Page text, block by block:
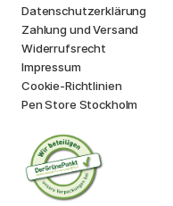
Datenschutzerklärung
Zahlung und Versand
Widerrufsrecht
Impressum
Cookie-Richtlinien
Pen Store Stockholm